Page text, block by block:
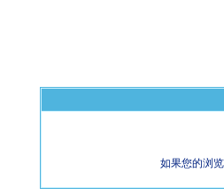
如果您的浏